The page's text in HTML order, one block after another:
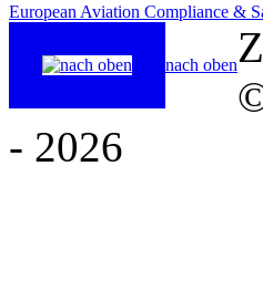
European Aviation Compliance &
nach oben
- 2026